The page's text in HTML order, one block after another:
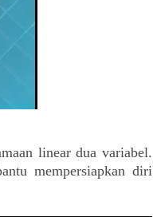
linear dua variabel.
mempersiapkan diri